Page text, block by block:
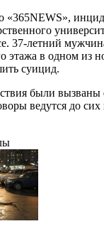
«365NEWS»,
37-летний
этажа в одном из
суицид.
были
ведутся до сих